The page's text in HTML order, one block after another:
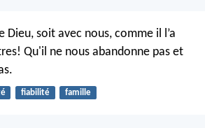
Dieu, soit avec nous, comme il l’a
Qu'il ne nous abandonne pas et
fiabilité famille